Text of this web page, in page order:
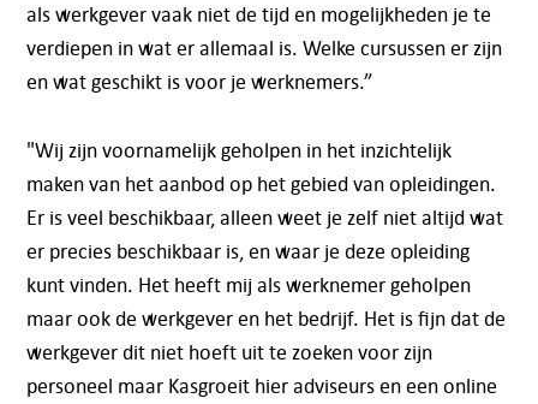
Telefoon:
088 - 329 20 70
E-mail:
info@kasgroeit.nl
Adviesgesprek
Contactformulier
als werkgever vaak niet de tijd en mogelijkheden je te
verdiepen in wat er allemaal is. Welke cursussen er zijn
en wat geschikt is voor je werknemers.”
"Wij zijn voornamelijk geholpen in het inzichtelijk
maken van het aanbod op het gebied van opleidingen.
Er is veel beschikbaar, alleen weet je zelf niet altijd wat
er precies beschikbaar is, en waar je deze opleiding
kunt vinden. Het heeft mij als werknemer geholpen
maar ook de werkgever en het bedrijf. Het is fijn dat de
werkgever dit niet hoeft uit te zoeken voor zijn
personeel maar Kasgroeit hier adviseurs en een online